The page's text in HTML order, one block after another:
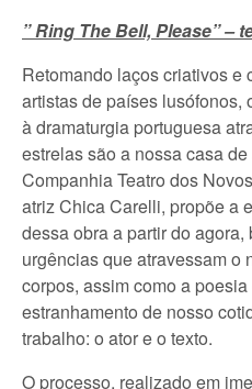
” Ring The Bell, Please” –
Retomando laços criativos e
artistas de países lusófonos,
à dramaturgia portuguesa
estrelas são a nossa casa
Companhia Teatro dos
atriz Chica Carelli, propõe a
dessa obra a partir do
urgências que atravessam o
corpos, assim como a
estranhamento de nosso
trabalho: o ator e o texto.
O processo, realizado em